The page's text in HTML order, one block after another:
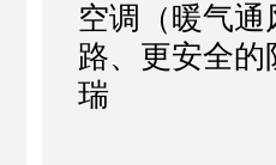
空调（暖气
路、更安全
瑞